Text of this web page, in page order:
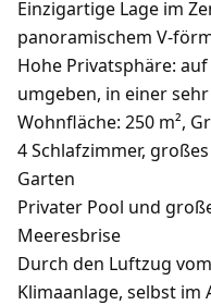
Einzigartige Lage im
panoramischem V-
Hohe Privatsphäre:
umgeben, in einer
Wohnfläche: 250 m²,
4 Schlafzimmer,
Garten
Privater Pool und
Meeresbrise
Durch den Luftzug
Klimaanlage, selbst im